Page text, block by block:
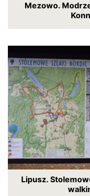
Mezowo.
Lipusz.